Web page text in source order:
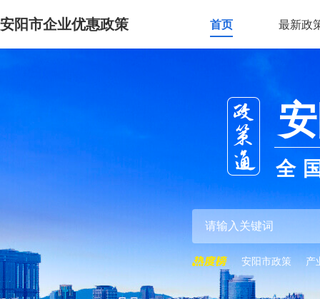
安阳市企业优惠政策 首页 最新政
全
安阳市政策 产